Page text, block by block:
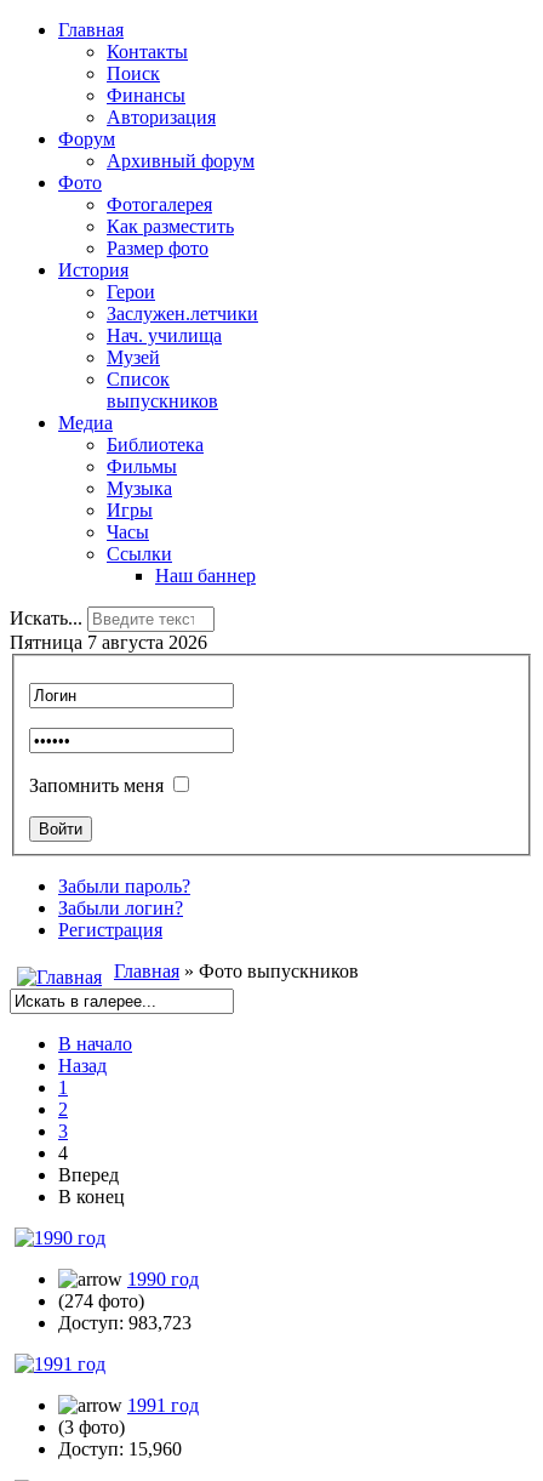
Главная
Контакты
Поиск
Финансы
Авторизация
Форум
Архивный форум
Фото
Фотогалерея
Как разместить
Размер фото
История
Герои
Заслужен.летчики
Нач. училища
Музей
Список
выпускников
Медиа
Библиотека
Фильмы
Музыка
Игры
Часы
Ссылки
Наш баннер
Искать...
Пятница 7 августа 2026
Запомнить меня
Забыли пароль?
Забыли логин?
Регистрация
Главная » Фото выпускников
В начало
Назад
1
2
3
4
Вперед
В конец
1990 год
(274 фото)
Доступ: 983,723
1991 год
(3 фото)
Доступ: 15,960